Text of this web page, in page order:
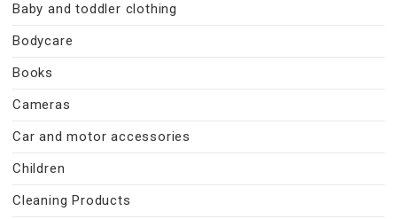
Baby and toddler clothing
Bodycare
Books
Cameras
Car and motor accessories
Children
Cleaning Products